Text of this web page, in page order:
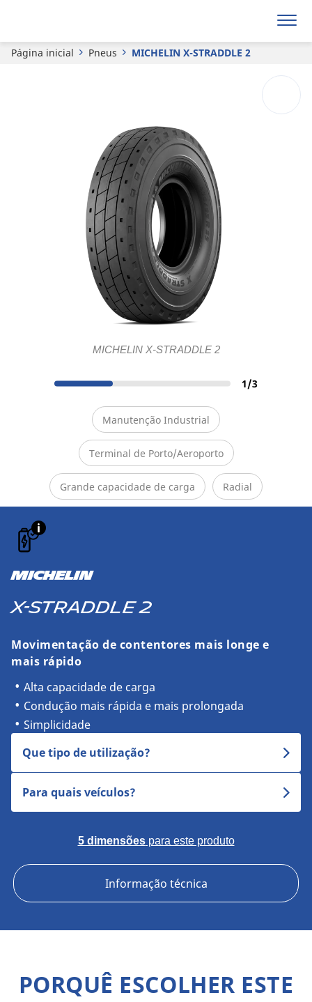
Página inicial Pneus MICHELIN X-STRADDLE 2
MICHELIN X-STRADDLE 2
1/3
Manutenção Industrial
Terminal de Porto/Aeroporto
Grande capacidade de carga Radial
MICHELIN
X-STRADDLE 2
Movimentação de contentores mais longe e
mais rápido
Alta capacidade de carga
Condução mais rápida e mais prolongada
Simplicidade
Que tipo de utilização?
Para quais veículos?
5 dimensõespara este produto
Informação técnica
PORQUÊ ESCOLHER ESTE